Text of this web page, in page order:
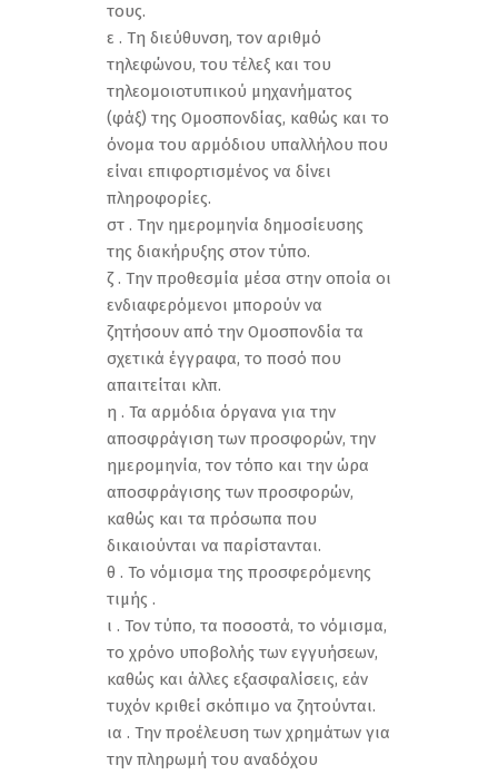
τους.
ε . Τη διεύθυνση, τον αριθμό
τηλεφώνου, του τέλεξ και του
τηλεομοιοτυπικού μηχανήματος
(φάξ) της Ομοσπονδίας, καθώς και το
όνομα του αρμόδιου υπαλλήλου που
είναι επιφορτισμένος να δίνει
πληροφορίες.
στ . Την ημερομηνία δημοσίευσης
της διακήρυξης στον τύπο.
ζ . Την προθεσμία μέσα στην οποία οι
ενδιαφερόμενοι μπορούν να
ζητήσουν από την Ομοσπονδία τα
σχετικά έγγραφα, το ποσό που
απαιτείται κλπ.
η . Τα αρμόδια όργανα για την
αποσφράγιση των προσφορών, την
ημερομηνία, τον τόπο και την ώρα
αποσφράγισης των προσφορών,
καθώς και τα πρόσωπα που
δικαιούνται να παρίστανται.
θ . Το νόμισμα της προσφερόμενης
τιμής .
ι . Τον τύπο, τα ποσοστά, το νόμισμα,
το χρόνο υποβολής των εγγυήσεων,
καθώς και άλλες εξασφαλίσεις, εάν
τυχόν κριθεί σκόπιμο να ζητούνται.
ια . Την προέλευση των χρημάτων για
την πληρωμή του αναδόχου